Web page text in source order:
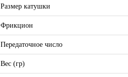
Размер катушки
Фрикцион
Передаточное число
Вес (гр)